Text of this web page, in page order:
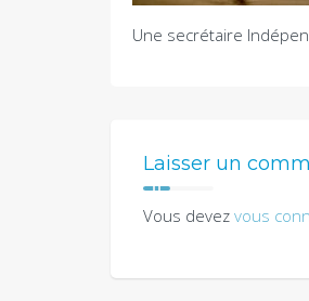
Une secrétaire
Laisser un
Vous devez vous